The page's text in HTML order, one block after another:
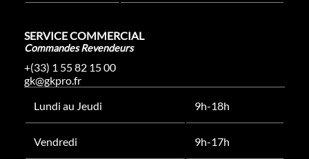
SERVICE COMMERCIAL
Commandes Revendeurs
+(33) 1 55 82 15 00
gk@gkpro.fr
Lundi au Jeudi
9h-18h
Vendredi 9h-17h